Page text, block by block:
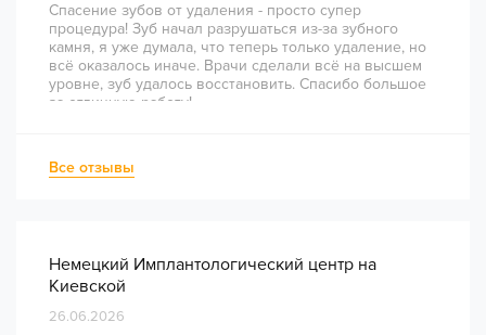
Спасение зубов от удаления - просто супер
процедура! Зуб начал разрушаться из-за зубного
камня, я уже думала, что теперь только удаление, но
всё оказалось иначе. Врачи сделали всё на высшем
уровне, зуб удалось восстановить. Спасибо большое
за отличную работу!
Все отзывы
Немецкий Имплантологический центр на
Киевской
26.06.2026